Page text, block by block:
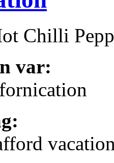
Chilli
var: